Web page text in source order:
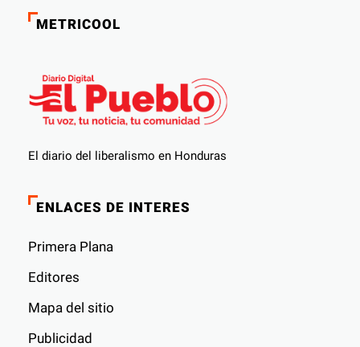
METRICOOL
El diario del liberalismo en Honduras
ENLACES DE INTERES
Primera Plana
Editores
Mapa del sitio
Publicidad